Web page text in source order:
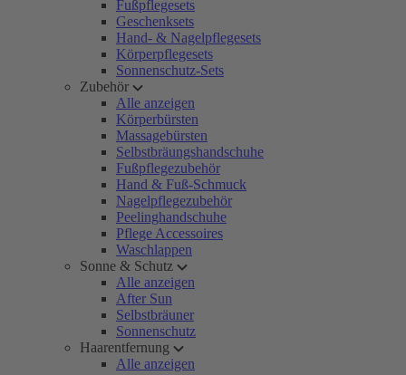
Fußpflegesets
Geschenksets
Hand- & Nagelpflegesets
Körperpflegesets
Sonnenschutz-Sets
Zubehör
Alle anzeigen
Körperbürsten
Massagebürsten
Selbstbräungshandschuhe
Fußpflegezubehör
Hand & Fuß-Schmuck
Nagelpflegezubehör
Peelinghandschuhe
Pflege Accessoires
Waschlappen
Sonne & Schutz
Alle anzeigen
After Sun
Selbstbräuner
Sonnenschutz
Haarentfernung
Alle anzeigen